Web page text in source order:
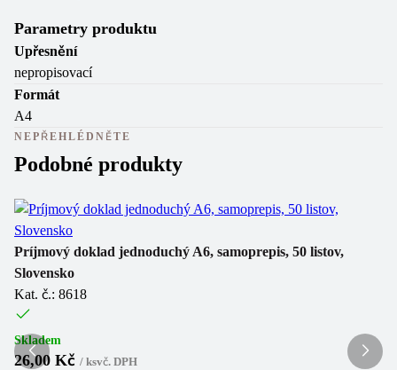
Parametry produktu
Upřesnění
nepropisovací
Formát
A4
NEPŘEHLÉDNĚTE
Podobné produkty
Príjmový doklad jednoduchý A6, samoprepis, 50 listov,
Slovensko
Kat. č.: 8618
Skladem
26,00 Kč / ksvč. DPH